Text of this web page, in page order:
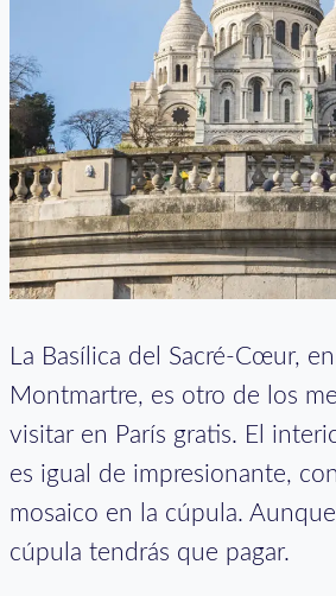
La Basílica del Sacré-Cœur,
Montmartre, es otro de los
visitar en París gratis. El
es igual de impresionante,
mosaico en la cúpula.
cúpula tendrás que pagar.